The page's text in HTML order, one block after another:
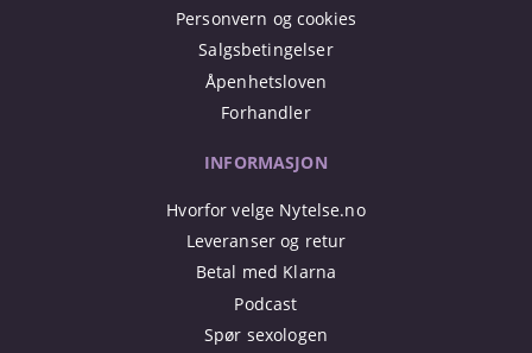
Personvern og cookies
Salgsbetingelser
Åpenhetsloven
Forhandler
INFORMASJON
Hvorfor velge Nytelse.no
Leveranser og retur
Betal med Klarna
Podcast
Spør sexologen